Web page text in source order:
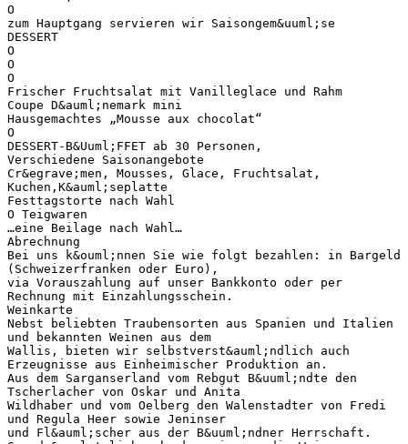
O
zum Hauptgang servieren wir Saisongem&uuml;se
DESSERT
O
O
O
Frischer Fruchtsalat mit Vanilleglace und Rahm
Coupe D&auml;nemark mini
Hausgemachtes „Mousse aux chocolat“
O
DESSERT-B&Uuml;FFET ab 30 Personen,
Verschiedene Saisonangebote
Cr&egrave;men, Mousses, Glace, Fruchtsalat,
Kuchen,K&auml;seplatte
Festtagstorte nach Wahl
O Teigwaren
…eine Beilage nach Wahl…
Abrechnung
Bei uns k&ouml;nnen Sie wie folgt bezahlen: in Bargeld
(Schweizerfranken oder Euro),
via Vorauszahlung auf unser Bankkonto oder per
Rechnung mit Einzahlungsschein.
Weinkarte
Nebst beliebten Traubensorten aus Spanien und Italien
und bekannten Weinen aus dem
Wallis, bieten wir selbstverst&auml;ndlich auch
Erzeugnisse aus Einheimischer Produktion an.
Aus dem Sarganserland vom Rebgut B&uuml;ndte den
Tscherlacher von Oskar und Anita
Wildhaber und vom Oelberg den Walenstadter von Fredi
und Regula Heer sowie Jeninser
und Fl&auml;scher aus der B&uuml;ndner Herrschaft.